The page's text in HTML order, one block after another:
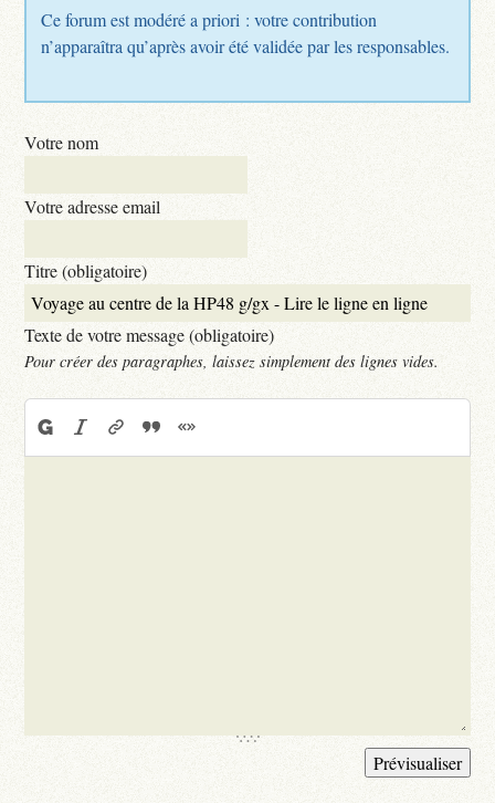
Ce forum est modéré a priori : votre contribution
n’apparaîtra qu’après avoir été validée par les responsables.
Votre nom
Votre adresse email
Titre (obligatoire)
Texte de votre message (obligatoire)
Pour créer des paragraphes, laissez simplement des lignes vides.